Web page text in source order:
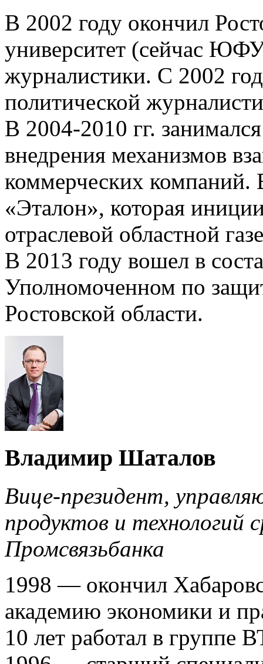
В 2002 году окончил
университет (сейчас
журналистики. С 2002
политической
В 2004-2010 гг.
внедрения механизмов
коммерческих компаний.
«Эталон», которая
отраслевой областной
В 2013 году вошел в
Уполномоченном по
Ростовской области.
Владимир Шаталов
Вице-президент,
продуктов и технологий
Промсвязьбанка
1998 — окончил
академию экономики и
10 лет работал в группе